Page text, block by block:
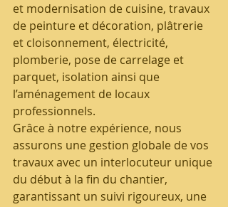
et modernisation de cuisine, travaux
de peinture et décoration, plâtrerie
et cloisonnement, électricité,
plomberie, pose de carrelage et
parquet, isolation ainsi que
l’aménagement de locaux
professionnels.
Grâce à notre expérience, nous
assurons une gestion globale de vos
travaux avec un interlocuteur unique
du début à la fin du chantier,
garantissant un suivi rigoureux, une